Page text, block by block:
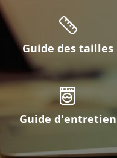
Guide des tailles
Guide d'entretien